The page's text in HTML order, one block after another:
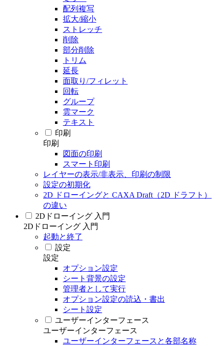
配列複写
拡大/縮小
ストレッチ
削除
部分削除
トリム
延長
面取り/フィレット
回転
グループ
雲マーク
テキスト
印刷
印刷
図面の印刷
スマート印刷
レイヤーの表示/非表示、印刷の制限
設定の初期化
2D ドローイングと CAXA Draft（2D ドラフト）
の違い
2Dドローイング 入門
2Dドローイング 入門
起動と終了
設定
設定
オプション設定
シート背景の設定
管理者として実行
オプション設定の読込・書出
シート設定
ユーザーインターフェース
ユーザーインターフェース
ユーザーインターフェースと各部名称